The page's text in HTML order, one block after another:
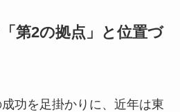
第2の拠点」と位置づ
功を足掛かりに、近年は東